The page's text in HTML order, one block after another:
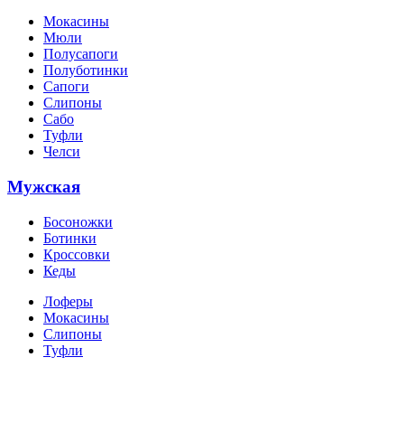
Мокасины
Мюли
Полусапоги
Полуботинки
Сапоги
Слипоны
Сабо
Туфли
Челси
Мужская
Босоножки
Ботинки
Кроссовки
Кеды
Лоферы
Мокасины
Слипоны
Туфли